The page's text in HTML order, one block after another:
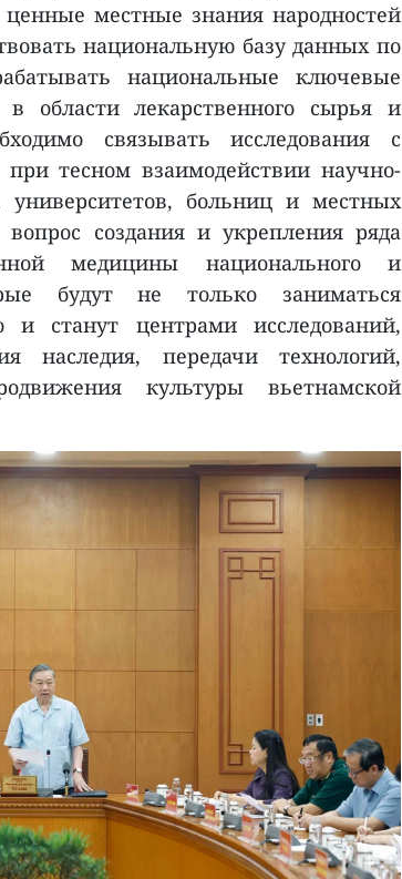
местные знания народностей
национальную базу данных по
национальные ключевые
в области лекарственного сырья и
связывать исследования с
тесном взаимодействии научно-
университетов, больниц и местных
создания и укрепления ряда
медицины национального и
будут не только заниматься
станут центрами исследований,
наследия, передачи технологий,
культуры вьетнамской